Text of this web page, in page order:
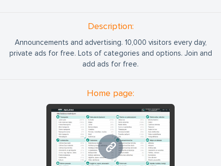
Description:
Announcements and advertising. 10,000 visitors every day,
private ads for free. Lots of categories and options. Join and
add ads for free.
Home page:
mm.lv